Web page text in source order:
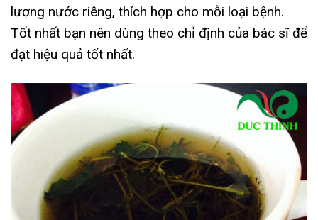
lượng nước riêng, thích hợp cho mỗi loại bệnh.
Tốt nhất bạn nên dùng theo chỉ định của bác sĩ để
đạt hiệu quả tốt nhất.